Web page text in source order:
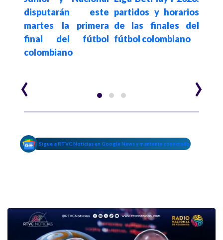
disputarán este
martes la primera
final del fútbol
colombiano
partidos y horarios
de las finales del
fútbol colombiano
‹ ›
Sigue a RTVC Noticias en Google News y mantente conectado